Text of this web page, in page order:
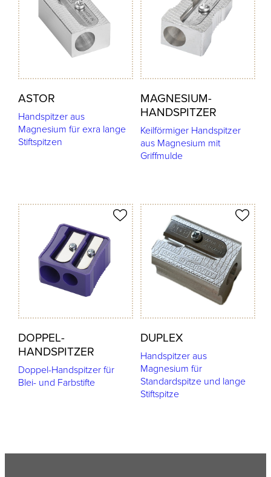
ASTOR
Handspitzer aus
Magnesium für exra lange
Stiftspitzen
MAGNESIUM-
HANDSPITZER
Keilförmiger Handspitzer
aus Magnesium mit
Griffmulde
DOPPEL-
HANDSPITZER
Doppel-Handspitzer für
Blei- und Farbstifte
merken
DUPLEX
Handspitzer aus
Magnesium für
Standardspitze und lange
Stiftspitze
Produkt merken